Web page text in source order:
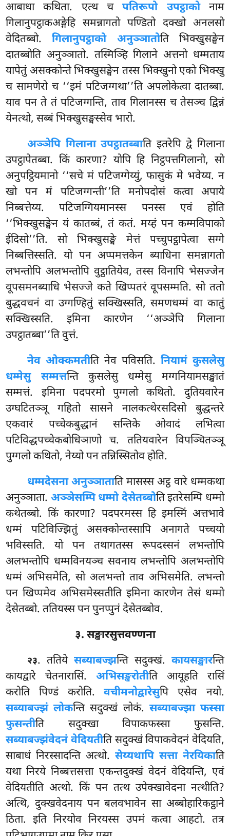
आबाधा कथिता. एत्थ चपतिरूपो उपट्ठाकोनाम
गिलानुपट्ठाकअङ्गेहि समन्नागतो पण्डितो दक्खो अनलसो
वेदितब्बो.गिलानुपट्ठाको अनुञ्ञातोति भिक्खुसङ्घेन
दातब्बोति अनुञ्ञातो. तस्मिञ्हि गिलाने अत्तनो धम्मताय
यापेतुं असक्कोन्ते भिक्खुसङ्घेन तस्स भिक्खुनो एको भिक्खु
च सामणेरो च ‘‘इमं पटिजग्गथा’’ति अपलोकेत्वा दातब्बा.
याव पन ते तं पटिजग्गन्ति, ताव गिलानस्स च तेसञ्च द्विन्नं
येनत्थो, सब्बं भिक्खुसङ्घस्सेव भारो.
अञ्ञेपि गिलाना उपट्ठातब्बाति इतरेपि द्वे गिलाना
उपट्ठापेतब्बा. किं कारणा? योपि हि निट्ठपत्तगिलानो, सो
अनुपट्ठियमानो ‘‘सचे मं पटिजग्गेय्युं, फासुकं मे भवेय्य. न
खो पन मं पटिजग्गन्ती’’ति मनोपदोसं कत्वा अपाये
निब्बत्तेय्य. पटिजग्गियमानस्स पनस्स एवं होति
‘‘भिक्खुसङ्घेन यं कातब्बं, तं कतं. मय्हं पन कम्मविपाको
ईदिसो’’ति. सो भिक्खुसङ्घे मेत्तं पच्चुपट्ठापेत्वा सग्गे
निब्बत्तिस्सति. यो पन अप्पमत्तकेन ब्याधिना समन्नागतो
लभन्तोपि अलभन्तोपि वुट्ठातियेव, तस्स विनापि भेसज्जेन
वूपसमनब्याधि भेसज्जे कते खिप्पतरं वूपसम्मति. सो ततो
बुद्धवचनं वा उग्गण्हितुं सक्खिस्सति, समणधम्मं वा कातुं
सक्खिस्सति. इमिना कारणेन ‘‘अञ्ञेपि गिलाना
उपट्ठातब्बा’’ति वुत्तं.
नेव ओक्कमतीति नेव पविसति. नियामं कुसलेसु
धम्मेसु सम्मत्तन्ति कुसलेसु धम्मेसु मग्गनियामसङ्खातं
सम्मत्तं. इमिना पदपरमो पुग्गलो कथितो. दुतियवारेन
उग्घटितञ्ञू गहितो सासने नालकत्थेरसदिसो बुद्धन्तरे
एकवारं पच्चेकबुद्धानं सन्तिके ओवादं लभित्वा
पटिविद्धपच्चेकबोधिञाणो च. ततियवारेन विपञ्चितञ्ञू
पुग्गलो कथितो, नेय्यो पन तन्निस्सितोव होति.
धम्मदेसना अनुञ्ञाताति मासस्स अट्ठ वारे धम्मकथा
अनुञ्ञाता. अञ्ञेसम्पि धम्मो देसेतब्बोति इतरेसम्पि धम्मो
कथेतब्बो. किं कारणा? पदपरमस्स हि इमस्मिं अत्तभावे
धम्मं पटिविज्झितुं असक्कोन्तस्सापि अनागते पच्चयो
भविस्सति. यो पन तथागतस्स रूपदस्सनं लभन्तोपि
अलभन्तोपि धम्मविनयञ्च सवनाय लभन्तोपि अलभन्तोपि
धम्मं अभिसमेति, सो अलभन्तो ताव अभिसमेति. लभन्तो
पन खिप्पमेव अभिसमेस्सतीति इमिना कारणेनतेसं धम्मो
देसेतब्बो. ततियस्स पन पुनप्पुनं देसेतब्बोव.
३. सङ्खारसुत्तवण्णना
२३. ततिये सब्याबज्झन्ति सदुक्खं. कायसङ्खारन्ति
कायद्वारे चेतनारासिं. अभिसङ्खरोतीति आयूहति रासिं
करोति पिण्डं करोति.वचीमनोद्वारेसुपि एसेव नयो.
सब्याबज्झं लोकन्ति सदुक्खं लोकं. सब्याबज्झा फस्सा
फुसन्तीति सदुक्खा विपाकफस्सा फुसन्ति.
सब्याबज्झंवेदनं वेदियतीति सदुक्खं विपाकवेदनं वेदियति,
साबाधं निरस्सादन्ति अत्थो. सेय्यथापि सत्ता नेरयिकाति
यथा निरये निब्बत्तसत्ता एकन्तदुक्खं वेदनं वेदियन्ति, एवं
वेदियतीति अत्थो. किं पन तत्थ उपेक्खावेदना नत्थीति?
अत्थि, दुक्खवेदनाय पन बलवभावेन सा अब्बोहारिकट्ठाने
ठिता. इति निरयोव निरयस्स उपमं कत्वा आहटो. तत्र